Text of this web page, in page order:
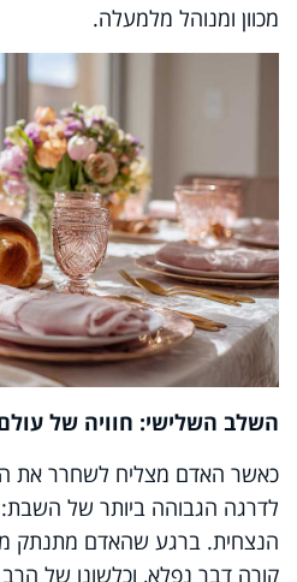
מכוון ומנוהל מלמעלה.
השלב השלישי: חוויה של
כאשר האדם מצליח לשחרר את
לדרגה הגבוהה ביותר של השבת:
הנצחית. ברגע שהאדם מתנתק
קורה דבר נפלא, וכלשונו של הרב